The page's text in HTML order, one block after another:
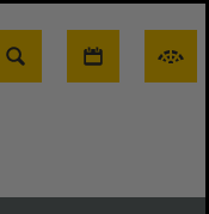
Suche